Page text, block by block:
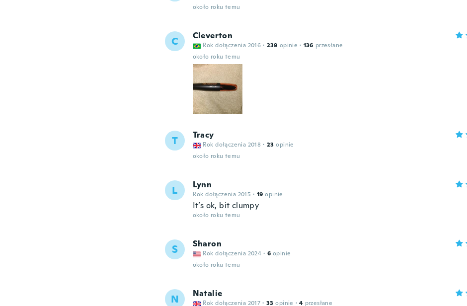
około roku temu
C Cleverton
Rok dołączenia 2016 · 239 opinie · 136 przesłane
około roku temu
T Tracy
Rok dołączenia 2018 · 23 opinie
około roku temu
L Lynn
Rok dołączenia 2015 · 19 opinie
It’s ok, bit clumpy
około roku temu
S Sharon
Rok dołączenia 2024 · 6 opinie
około roku temu
N Natalie
Rok dołączenia 2017 · 33 opinie · 4 przesłane